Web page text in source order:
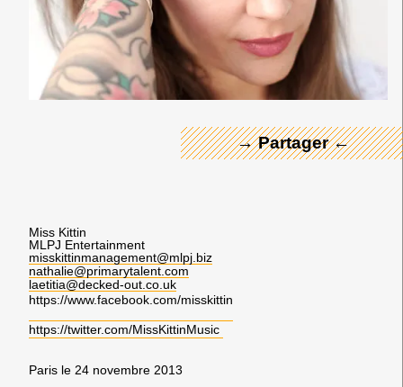
→ Partager ←
← Merci ! →
Miss Kittin
MLPJ Entertainment
misskittinmanagement@mlpj.biz
nathalie@primarytalent.com
laetitia@decked-out.co.uk
https://www.facebook.com/misskittin
https://twitter.com/MissKittinMusic
Paris le 24 novembre 2013